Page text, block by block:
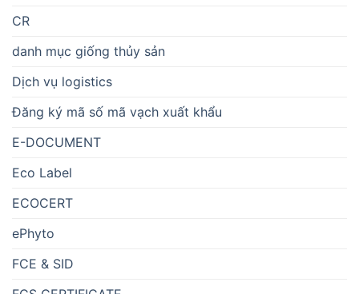
CR
danh mục giống thủy sản
Dịch vụ logistics
Đăng ký mã số mã vạch xuất khẩu
E-DOCUMENT
Eco Label
ECOCERT
ePhyto
FCE & SID